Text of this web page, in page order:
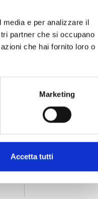
e per analizzare il
partner che si occupano
che hai fornito loro o
Marketing
Accetta tutti